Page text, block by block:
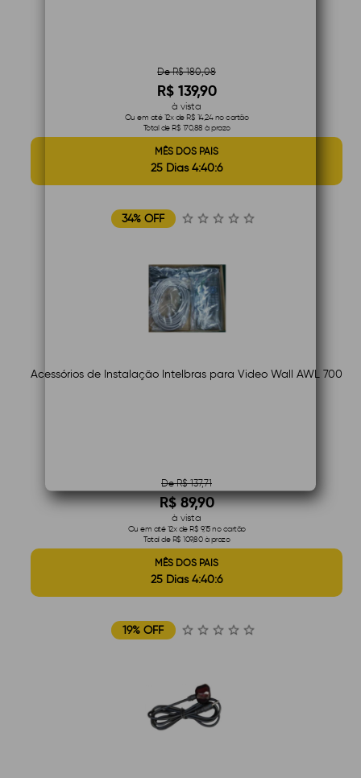
De R$ 180,08
R$ 139,90
à vista
Ou em até 12x de R$ 14,24 no cartão
Total de R$ 170,88 à prazo
MÊS DOS PAIS
25 Dias 4:40:5
34% OFF
Acessórios de Instalação Intelbras para Video Wall AWL 700
De R$ 137,71
R$ 89,90
à vista
Ou em até 12x de R$ 9,15 no cartão
Total de R$ 109,80 à prazo
MÊS DOS PAIS
25 Dias 4:40:5
19% OFF